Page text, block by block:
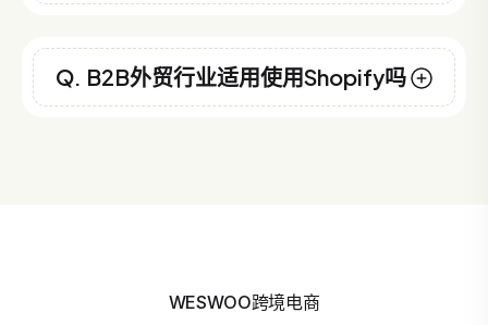
Q. B2B外贸行业适用使用Shopify吗
WESWOO跨境电商